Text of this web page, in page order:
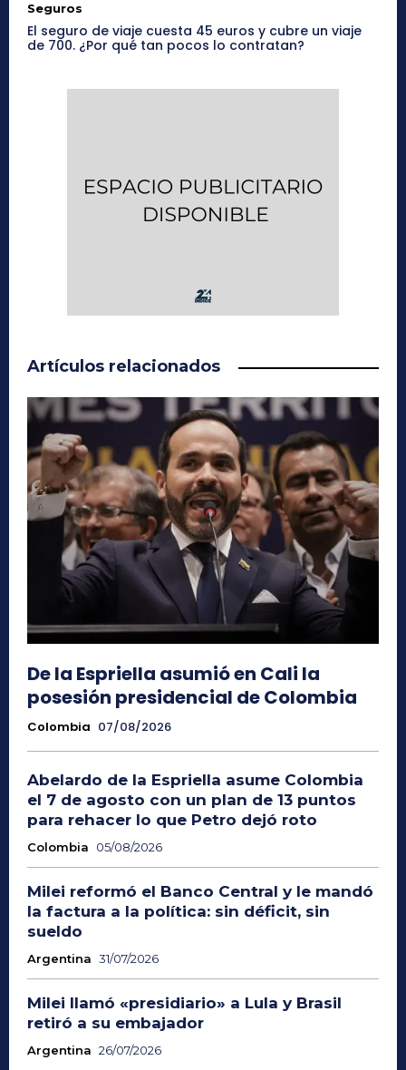
Seguros
El seguro de viaje cuesta 45 euros y cubre un viaje
de 700. ¿Por qué tan pocos lo contratan?
Artículos relacionados
De la Espriella asumió en Cali la
posesión presidencial de Colombia
Colombia 07/08/2026
Abelardo de la Espriella asume Colombia
el 7 de agosto con un plan de 13 puntos
para rehacer lo que Petro dejó roto
Colombia 05/08/2026
Milei reformó el Banco Central y le mandó
la factura a la política: sin déficit, sin
sueldo
Argentina 31/07/2026
Milei llamó «presidiario» a Lula y Brasil
retiró a su embajador
Argentina 26/07/2026